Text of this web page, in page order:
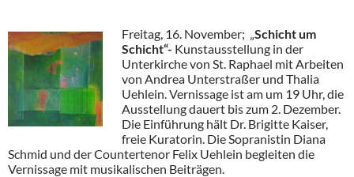
Freitag, 16. November; „Schicht um
Schicht“- Kunstausstellung in der
Unterkirche von St. Raphael mit Arbeiten
von Andrea Unterstraßer und Thalia
Uehlein. Vernissage ist am um 19 Uhr, die
Ausstellung dauert bis zum 2. Dezember.
Die Einführung hält Dr. Brigitte Kaiser,
freie Kuratorin. Die Sopranistin Diana
Schmid und der Countertenor Felix Uehlein begleiten die
Vernissage mit musikalischen Beiträgen.